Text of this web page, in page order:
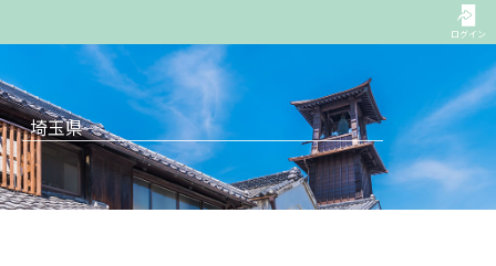
ログイン
埼玉県